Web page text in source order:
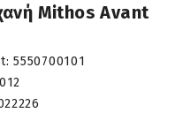
Mithos Avant
5550700101